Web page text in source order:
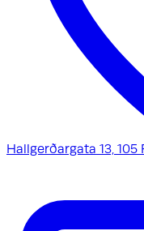
Hallgerðargata 13, 105